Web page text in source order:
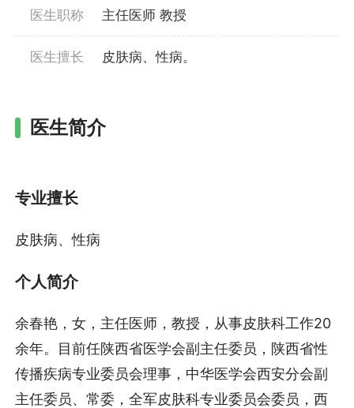
医生职称 主任医师 教授
医生擅长 皮肤病、性病。
医生简介
专业擅长
皮肤病、性病
个人简介
余春艳，女，主任医师，教授，从事皮肤科工作20
余年。目前任陕西省医学会副主任委员，陕西省性
传播疾病专业委员会理事，中华医学会西安分会副
主任委员、常委，全军皮肤科专业委员会委员，西